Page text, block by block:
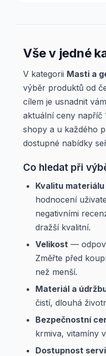
Vše v jedné
V kategorii Masti a
výběr produktů od
cílem je usnadnit
aktuální ceny napříč
shopy a u každého
dostupné nabídky
Co hledat při
Kvalitu materiálu
hodnocení
negativními
dražší kvalitní.
Velikost —
Změřte před
než menší.
Materiál a
čistí, dlouhá
Bezpečnostní
krmiva, vitamíny
Dostupnost